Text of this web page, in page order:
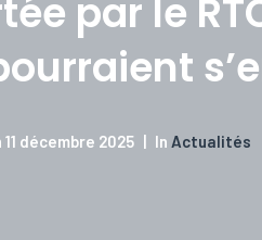
par le
11 décembre 2025 In Actualités